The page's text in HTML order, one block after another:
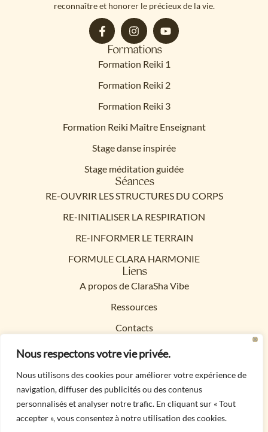
Nous respectons votre vie privée.
Nous utilisons des cookies pour améliorer votre expérience de
navigation, diffuser des publicités ou des contenus
personnalisés et analyser notre trafic. En cliquant sur « Tout
accepter », vous consentez à notre utilisation des cookies.
reconnaître et honorer le précieux de la vie.
Formations
Formation Reiki 1
Formation Reiki 2
Formation Reiki 3
Formation Reiki Maître Enseignant
Stage danse inspirée
Stage méditation guidée
Séances
RE-OUVRIR LES STRUCTURES DU CORPS
RE-INITIALISER LA RESPIRATION
RE-INFORMER LE TERRAIN
FORMULE CLARA HARMONIE
Liens
A propos de ClaraSha Vibe
Ressources
Contacts
Politique de confidentialité
Mentions légales
Conditions Générales de Vente
Contacts
06 83 84 22 29